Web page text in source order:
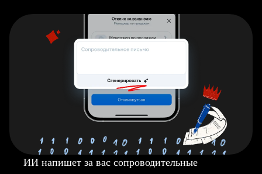
ИИ напишет за вас сопроводительные